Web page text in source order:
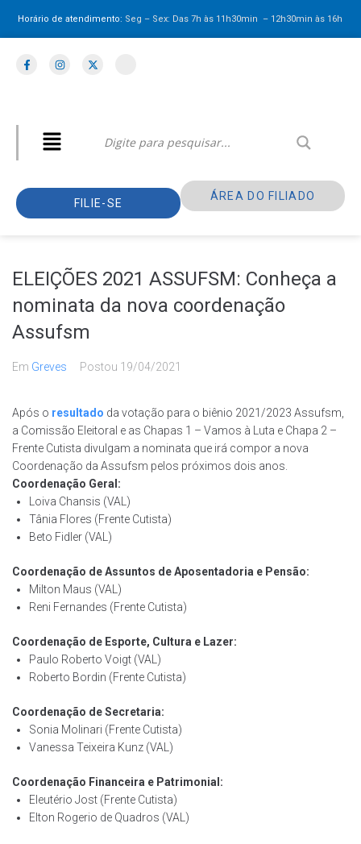
Horário de atendimento: Seg – Sex: Das 7h às 11h30min – 12h30minàs 16h
FILIE-SE
ÁREA DO FILIADO
ELEIÇÕES 2021 ASSUFSM: Conheça a
nominata da nova coordenação
Assufsm
Em Greves Postou 19/04/2021
Após o resultado da votação para o biênio 2021/2023 Assufsm,
a Comissão Eleitoral e as Chapas 1 – Vamos à Luta e Chapa 2 –
Frente Cutista divulgam a nominata que irá compor a nova
Coordenação da Assufsm pelos próximos dois anos.
Coordenação Geral:
Loiva Chansis (VAL)
Tânia Flores (Frente Cutista)
Beto Fidler (VAL)
Coordenação de Assuntos de Aposentadoria e Pensão:
Milton Maus (VAL)
Reni Fernandes (Frente Cutista)
Coordenação de Esporte, Cultura e Lazer:
Paulo Roberto Voigt (VAL)
Roberto Bordin (Frente Cutista)
Coordenação de Secretaria:
Sonia Molinari (Frente Cutista)
Vanessa Teixeira Kunz (VAL)
Coordenação Financeira e Patrimonial:
Eleutério Jost (Frente Cutista)
Elton Rogerio de Quadros (VAL)